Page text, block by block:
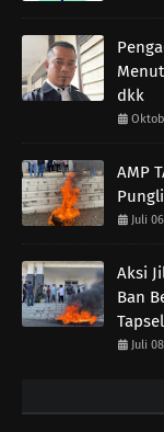
dkk
AMP
Juli
Aksi
Ban
Tapsel
Juli